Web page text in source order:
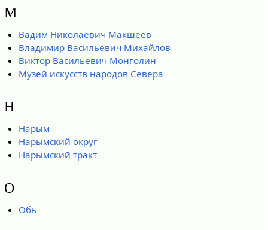
М
Вадим Николаевич Макшеев
Владимир Васильевич Михайлов
Виктор Васильевич Монголин
Музей искусств народов Севера
Н
Нарым
Нарымский округ
Нарымский тракт
О
Обь